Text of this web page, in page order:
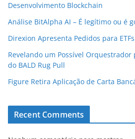
Desenvolvimento Blockchain
Análise BitAlpha AI – É legítimo ou é
Direxion Apresenta Pedidos para
Revelando um Possível Orquestrador
do BALD Rug Pull
Figure Retira Aplicação de Carta
Recent Comments